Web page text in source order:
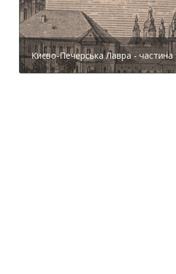
книговидання були зібрані кращі
складачі того часу, кажучи
поліграфісти. Лавра була не
видавництвом. До речі, на
зазвичай був розміщений герб
Києво-Печерська Лавра - частина